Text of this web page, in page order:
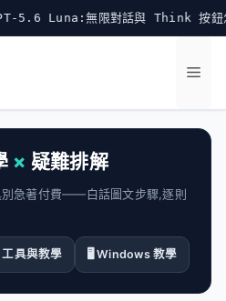
Luna:無限對話與 Think 按鈕怎麼用
選
單
× 疑難排解
別急著付費——白話圖文步驟,逐則
工具與教學 🖥️ Windows 教學